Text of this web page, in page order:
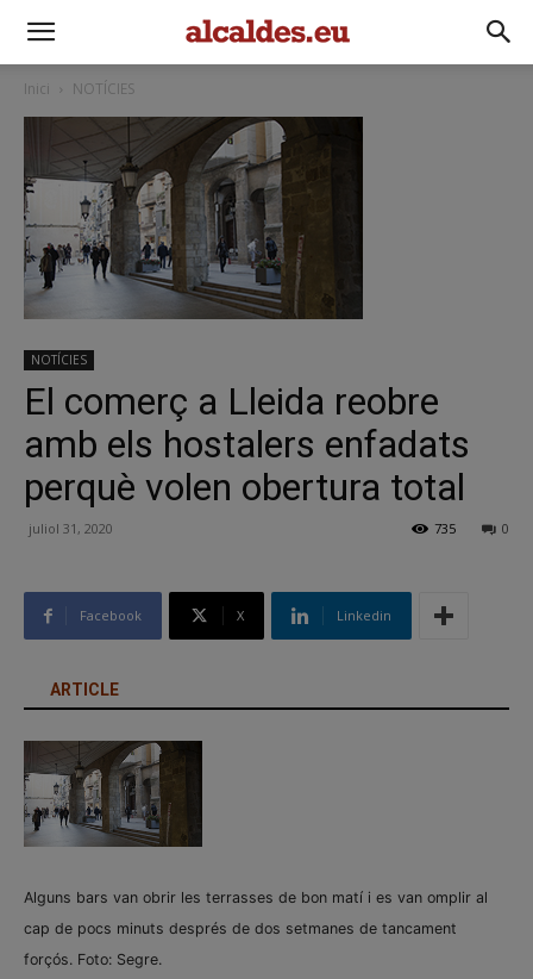
Inici NOTÍCIES
NOTÍCIES
El comerç a Lleida reobre
amb els hostalers enfadats
perquè volen obertura total
juliol 31, 2020 0
735
Facebook X Linkedin
ARTICLE
Alguns bars van obrir les terrasses de bon matí i es van omplir al
cap de pocs minuts després de dos setmanes de tancament
forçós. Foto: Segre.